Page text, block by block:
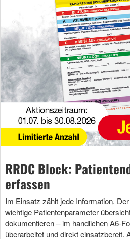
RRDC Block:
erfassen
Im Einsatz zählt jede Information.
wichtige Patientenparameter
dokumentieren – im handlichen A6-
überarbeitet und direkt einsatzbereit.